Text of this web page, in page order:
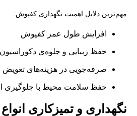
مهم‌ترین دلایل اهمیت نگهداری کفپوش:
افزایش طول عمر کفپوش
حفظ زیبایی و جلوه‌ی
صرفه‌جویی در هزینه‌های تعویض
حفظ سلامت محیط با جلوگیری
نگهداری و تمیزکاری